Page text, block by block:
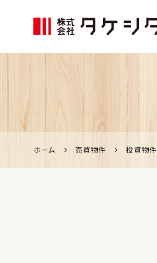
伊佐市の家づく
り、不動産のこ
となら「タケシ
タ」
ホーム 売買物件 投資物件